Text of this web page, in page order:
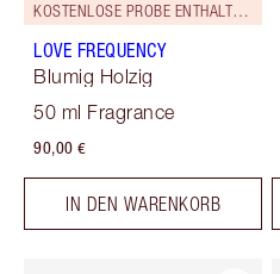
KOSTENLOSE PROBE ENTHALTEN!
LOVE FREQUENCY
Blumig Holzig
50 ml Fragrance
90,00 €
IN DEN WARENKORB